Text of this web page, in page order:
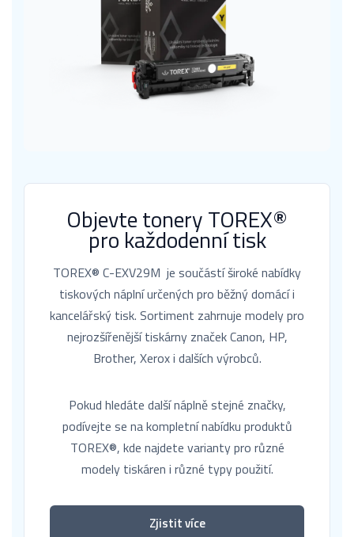
Objevte tonery TOREX®
pro každodenní tisk
TOREX® C-EXV29M je součástí široké nabídky
tiskových náplní určených pro běžný domácí i
kancelářský tisk. Sortiment zahrnuje modely pro
nejrozšířenější tiskárny značek Canon, HP,
Brother, Xerox i dalších výrobců.
Pokud hledáte další náplně stejné značky,
podívejte se na kompletní nabídku produktů
TOREX®, kde najdete varianty pro různé
modely tiskáren i různé typy použití.
Zjistit více